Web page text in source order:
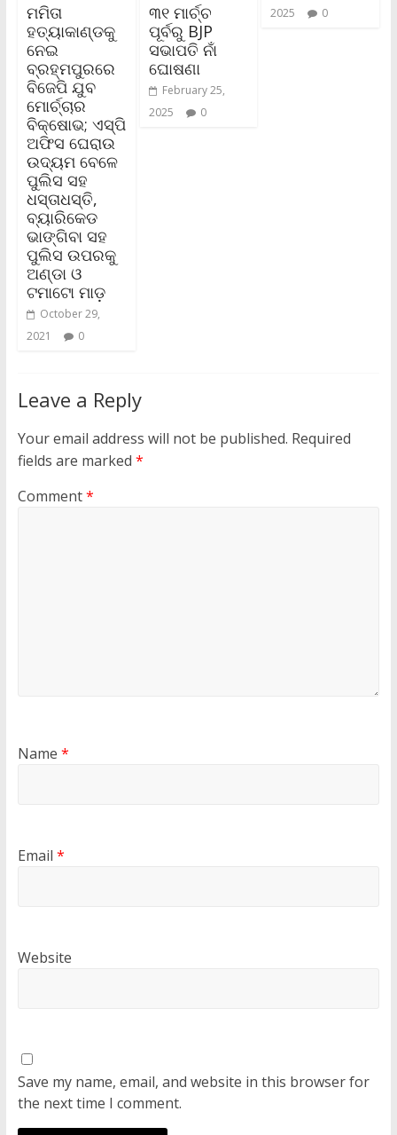
ମମିତା
ହତ୍ୟାକାଣ୍ଡକୁ
ନେଇ
ବ୍ରହ୍ମପୁରରେ
ବିଜେପି ଯୁବ
ମୋର୍ଚ୍ଚାର
ବିକ୍ଷୋଭ; ଏସ୍‌ପି
ଅଫିସ ଘେରାଉ
ଉଦ୍ୟମ ବେଳେ
ପୁଲିସ ସହ
ଧସ୍ତାଧସ୍ତି,
ବ୍ୟାରିକେଡ
ଭାଙ୍ଗିବା ସହ
ପୁଲିସ ଉପରକୁ
ଅଣ୍ଡା ଓ
ଟମାଟୋ ମାଡ଼
October 29,
2021
0
୩୧ ମାର୍ଚ୍ଚ
ପୂର୍ବରୁ BJP
ସଭାପତି ନାଁ
ଘୋଷଣା
February 25,
2025
0
2025
0
Leave a Reply
Your email address will not be published. Required
fields are marked *
Comment*
Name *
Email *
Website
Save my name, email, and website in this browser for
the next time I comment.